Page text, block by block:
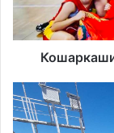
Чланови
ПК
Муника